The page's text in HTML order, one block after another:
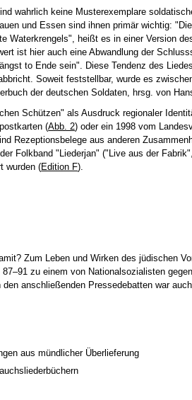
wahrlich keine Musterexemplare
und Essen sind ihnen primär wichtig:
Waterkrengels", heißt es in einer Version
ist hier auch eine Abwandlung der
to Ende sein". Diese Tendenz des
Soweit feststellbar, wurde es
der deutschen Soldaten, hrsg. von
Schützen" als Ausdruck regionaler
(Abb. 2) oder ein 1998 vom
Rezeptionsbelege aus anderen
Folkband "Liederjan" ("Live aus der
wurden (Edition F).
Zum Leben und Wirken des jüdischen
zu einem von Nationalsozialisten
anschließenden Pressedebatten war
aus mündlicher Überlieferung